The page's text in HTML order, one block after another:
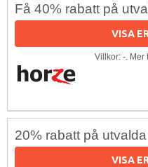
Få 40% rabatt på
VISA
Villkor: -. Mer
20% rabatt på
VISA